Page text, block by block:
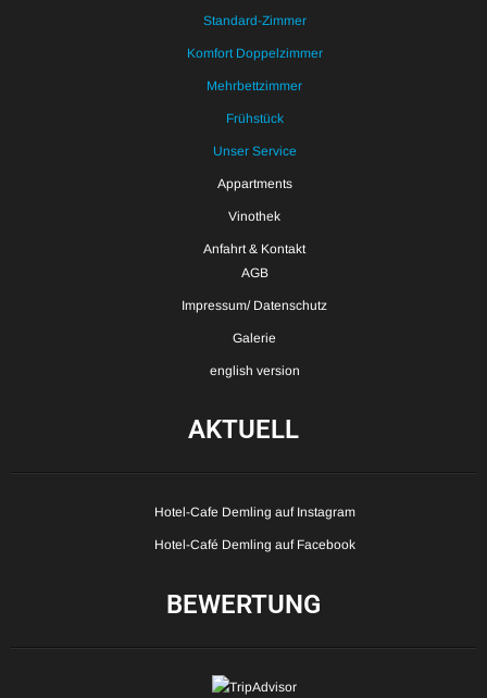
Standard-Zimmer
Komfort Doppelzimmer
Mehrbettzimmer
Frühstück
Unser Service
Appartments
Vinothek
Anfahrt & Kontakt
AGB
Impressum/ Datenschutz
Galerie
english version
AKTUELL
Hotel-Cafe Demling auf Instagram
Hotel-Café Demling auf Facebook
BEWERTUNG